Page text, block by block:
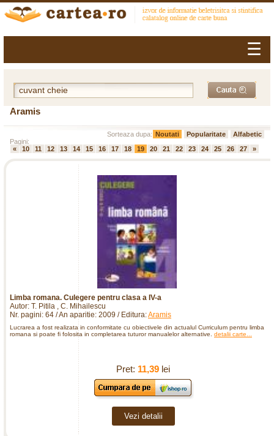
☰
Aramis
Sorteaza dupa: Noutati Popularitate
Alfabetic
Pagini:
«
10 11 12 13 14 15 16 17 18 19 20 21 22 23 24 25 26 27 »
Limba romana. Culegere pentru clasa a IV-a
Autor: T. Pitila , C. Mihailescu
Nr. pagini: 64 / An aparitie: 2009 / Editura:Aramis
Lucrarea a fost realizata in conformitate cu obiectivele din actualul Curriculum pentru limba
romana si poate fi folosita in completarea tuturor manualelor alternative. detalii carte...
Pret: 11,39 lei
Vezi detalii